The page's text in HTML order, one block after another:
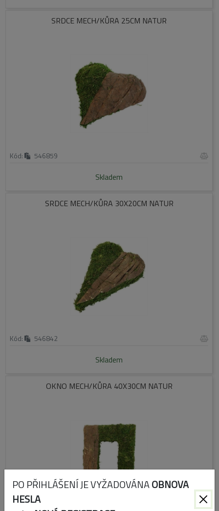
SRDCE MECH/KŮRA 25CM NATUR
Kód: 546859
Skladem
SRDCE MECH/KŮRA 30X20CM NATUR
Kód: 546842
Skladem
OKNO MECH/KŮRA 40X30CM NATUR
PO PŘIHLÁŠENÍ JE VYŽADOVÁNAOBNOVA
HESLA